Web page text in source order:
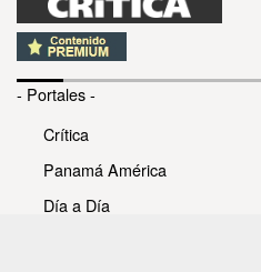
- Portales -
Crítica
Panamá América
Día a Día